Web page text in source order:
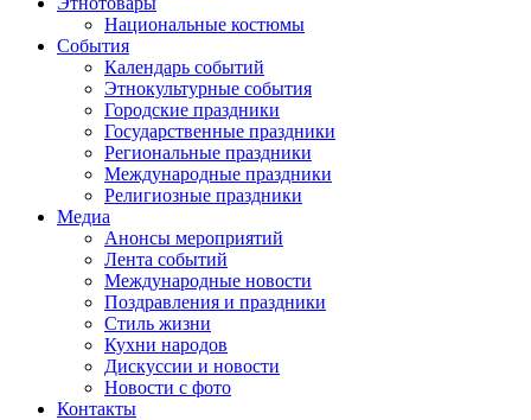
Национальные костюмы
События
Календарь событий
Этнокультурные события
Городские праздники
Государственные праздники
Региональные праздники
Международные праздники
Религиозные праздники
Медиа
Анонсы мероприятий
Лента событий
Международные новости
Поздравления и праздники
Cтиль жизни
Кухни народов
Дискуссии и новости
Новости с фото
Контакты